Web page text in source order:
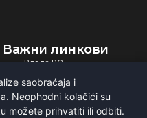
Важни линкови
Влада РС
Министарство ИТ
РЕМ
Рател
saobraćaja i
Neophodni kolačići su
možete prihvatiti ili odbiti.